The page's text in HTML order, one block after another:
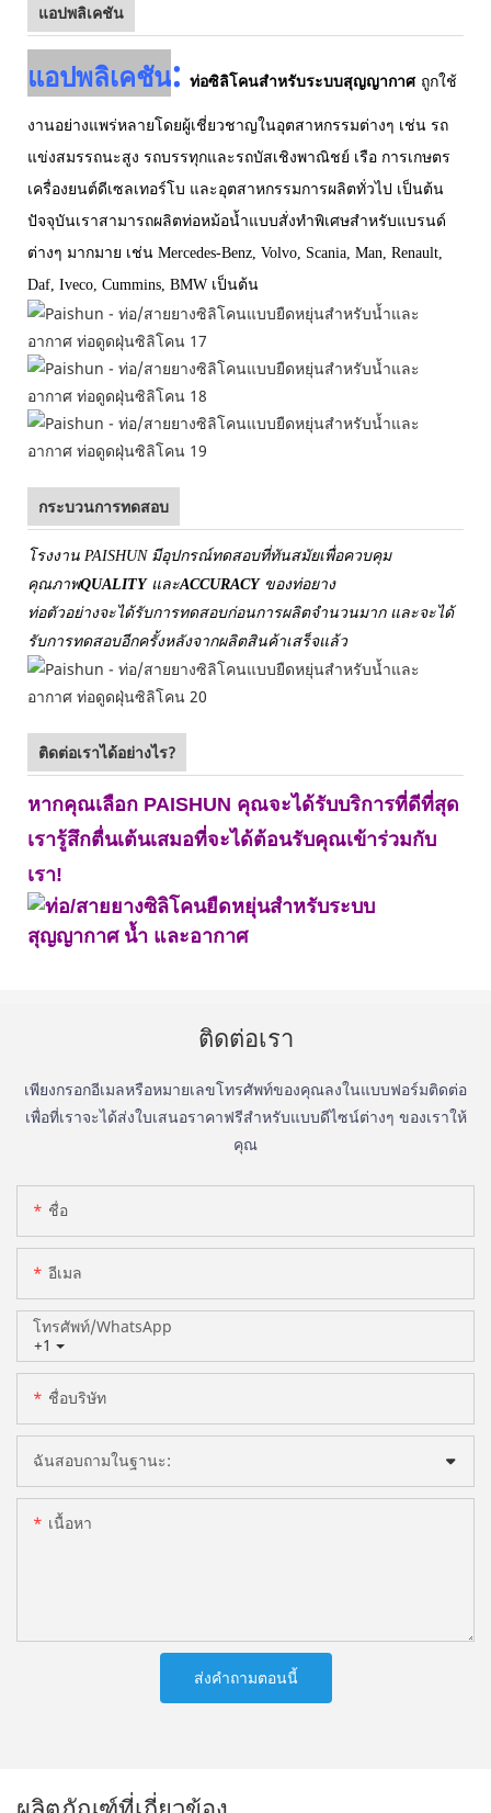
แอปพลิเคชัน
แอปพลิเคชัน: ท่อซิลิโคนสำหรับระบบสุญญากาศ ถูกใช้
งานอย่างแพร่หลายโดยผู้เชี่ยวชาญในอุตสาหกรรมต่างๆ เช่น รถ
แข่งสมรรถนะสูง รถบรรทุกและรถบัสเชิงพาณิชย์ เรือ การเกษตร
เครื่องยนต์ดีเซลเทอร์โบ และอุตสาหกรรมการผลิตทั่วไป เป็นต้น
ปัจจุบันเราสามารถผลิตท่อหม้อน้ำแบบสั่งทำพิเศษสำหรับแบรนด์
ต่างๆ มากมาย เช่น Mercedes-Benz, Volvo, Scania, Man, Renault,
Daf, Iveco, Cummins, BMW เป็นต้น
กระบวนการทดสอบ
โรงงาน PAISHUN มีอุปกรณ์ทดสอบที่ทันสมัยเพื่อควบคุม
คุณภาพQUALITYและACCURACYของท่อยาง
ท่อตัวอย่างจะได้รับการทดสอบก่อนการผลิตจำนวนมาก และจะได้
รับการทดสอบอีกครั้งหลังจากผลิตสินค้าเสร็จแล้ว
ติดต่อเราได้อย่างไร?
หากคุณเลือก PAISHUN คุณจะได้รับบริการที่ดีที่สุด
เรารู้สึกตื่นเต้นเสมอที่จะได้ต้อนรับคุณเข้าร่วมกับ
เรา!
ติดต่อเรา
เพียงกรอกอีเมลหรือหมายเลขโทรศัพท์ของคุณลงในแบบฟอร์มติดต่อ
เพื่อที่เราจะได้ส่งใบเสนอราคาฟรีสำหรับแบบดีไซน์ต่างๆ ของเราให้
คุณ
ชื่อ
อีเมล
+1
โทรศัพท์/WhatsApp
ชื่อบริษัท
ฉันสอบถามในฐานะ:
เนื้อหา
ส่งคำถามตอนนี้